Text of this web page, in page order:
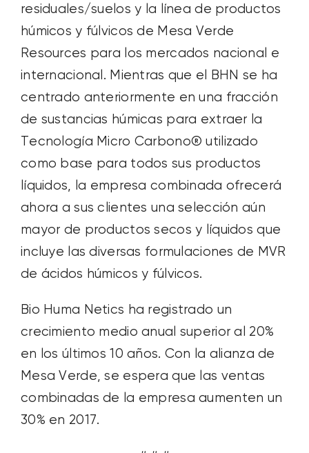
residuales/suelos y la línea de productos
húmicos y fúlvicos de Mesa Verde
Resources para los mercados nacional e
internacional. Mientras que el BHN se ha
centrado anteriormente en una fracción
de sustancias húmicas para extraer la
Tecnología Micro Carbono® utilizado
como base para todos sus productos
líquidos, la empresa combinada ofrecerá
ahora a sus clientes una selección aún
mayor de productos secos y líquidos que
incluye las diversas formulaciones de MVR
de ácidos húmicos y fúlvicos.
Bio Huma Netics ha registrado un
crecimiento medio anual superior al 20%
en los últimos 10 años. Con la alianza de
Mesa Verde, se espera que las ventas
combinadas de la empresa aumenten un
30% en 2017.